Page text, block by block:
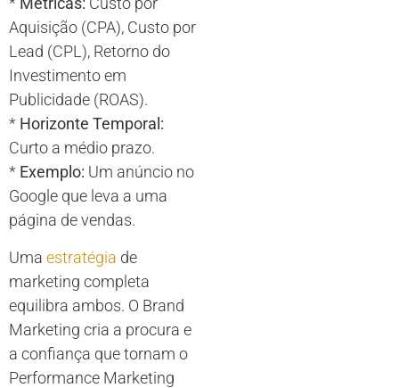
Aquisição (CPA), Custo por
Lead (CPL), Retorno do
Investimento em
Publicidade (ROAS).
* Horizonte Temporal:
Curto a médio prazo.
* Exemplo: Um anúncio no
Google que leva a uma
página de vendas.
Uma estratégia de
marketing completa
equilibra ambos. O Brand
Marketing cria a procura e
a confiança que tornam o
Performance Marketing